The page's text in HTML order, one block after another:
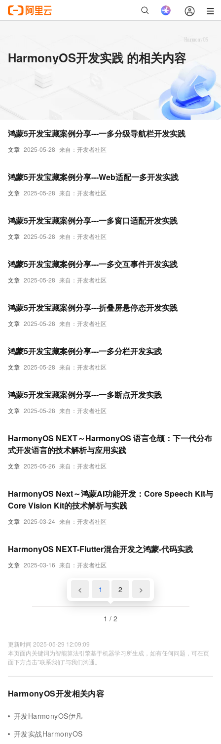
HarmonyOS开发实践 的相关内容
文章 2025-05-28 来自：开发者社区
鸿蒙5开发宝藏案例分享---一多分级导航栏开发实践
文章 2025-05-28 来自：开发者社区
鸿蒙5开发宝藏案例分享---Web适配一多开发实践
文章 2025-05-28 来自：开发者社区
鸿蒙5开发宝藏案例分享---一多窗口适配开发实践
文章 2025-05-28 来自：开发者社区
鸿蒙5开发宝藏案例分享---一多交互事件开发实践
文章 2025-05-28 来自：开发者社区
鸿蒙5开发宝藏案例分享---折叠屏悬停态开发实践
文章 2025-05-28 来自：开发者社区
鸿蒙5开发宝藏案例分享---一多分栏开发实践
文章 2025-05-28 来自：开发者社区
鸿蒙5开发宝藏案例分享---一多断点开发实践
文章 2025-05-26 来自：开发者社区
HarmonyOS NEXT～HarmonyOS 语言仓颉：下一代分布
式开发语言的技术解析与应用实践
文章 2025-03-24 来自：开发者社区
HarmonyOS Next～鸿蒙AI功能开发：Core Speech Kit与
Core Vision Kit的技术解析与实践
文章 2025-03-16 来自：开发者社区
HarmonyOS NEXT-Flutter混合开发之鸿蒙-代码实践
< 1 2 >
1 / 2
更新时间 2025-05-29 12:09:09
本页面内关键词为智能算法引擎基于机器学习所生成，如有任何问题，可在页
面下方点击"联系我们"与我们沟通。
HarmonyOS开发相关内容
开发HarmonyOS伊凡
开发实战HarmonyOS